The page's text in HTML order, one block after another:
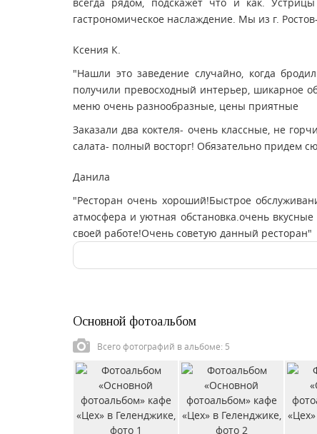
гастрономическое наслаждение. Мы из г.
Ксения К.
"Нашли это заведение случайно, когда
получили превосходный интерьер, шикарное
меню очень разнообразные, цены приятные
Заказали два коктеля- очень классные, не
салата- полный восторг! Обязательно придем
Данила
"Ресторан очень хороший!Быстрое
атмосфера и уютная обстановка.очень
своей работе!Очень советую данный ресторан"
Основной фотоальбом
Всего фотографий в альбоме: 5